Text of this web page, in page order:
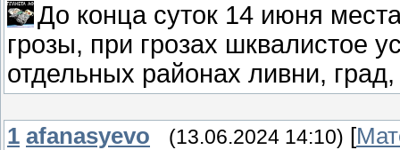
До конца суток 14 июня
грозы, при грозах шквалистое
отдельных районах ливни,
1 afanasyevo (13.06.2024 14:10) [